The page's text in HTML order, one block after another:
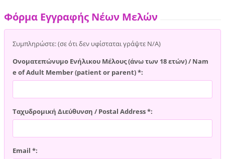
Φόρμα Εγγραφής Νέων Μελών
Συμπληρώστε: (σε ότι δεν υφίσταται γράψτε Ν/Α)
Ονοματεπώνυμο Ενήλικου Μέλους (άνω των 18 ετών) / Nam
e of Adult Member (patient or parent) *:
Ταχυδρομική Διεύθυνση / Postal Address *:
Email *: